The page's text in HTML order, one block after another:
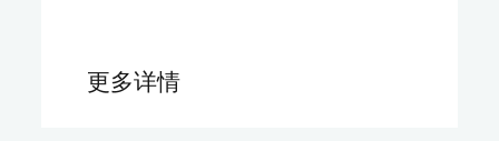
更多详情